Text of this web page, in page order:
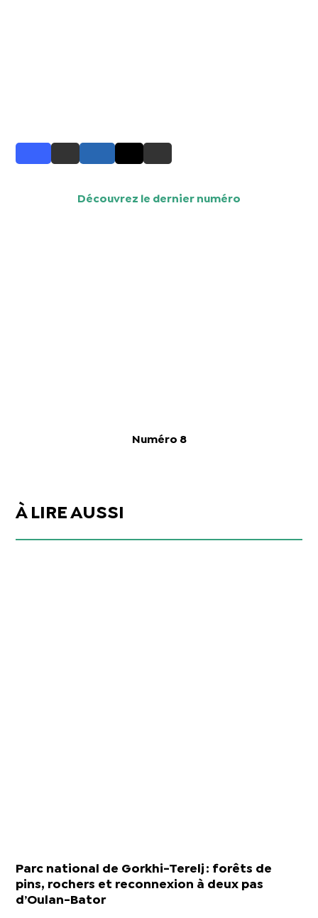
Découvrez le dernier numéro
Numéro 8
À LIRE AUSSI
Parc national de Gorkhi-Terelj : forêts de
pins, rochers et reconnexion à deux pas
d’Oulan-Bator